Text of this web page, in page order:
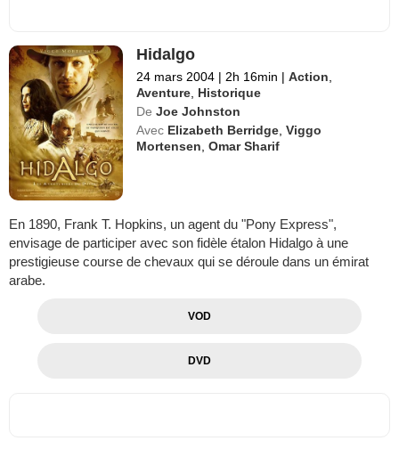
Hidalgo
24 mars 2004 | 2h 16min | Action
Aventure Historique
De Joe Johnston
Avec Elizabeth Berridge ,Viggo
Mortensen ,Omar Sharif
En 1890, Frank T. Hopkins, un agent du "Pony Express",
envisage de participer avec son fidèle étalon Hidalgo à une
prestigieuse course de chevaux qui se déroule dans un émirat
arabe.
VOD
DVD